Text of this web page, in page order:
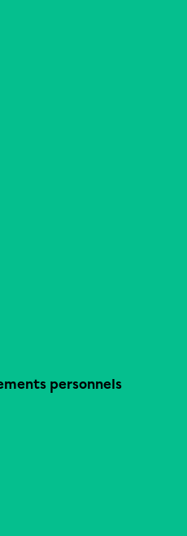
personnels